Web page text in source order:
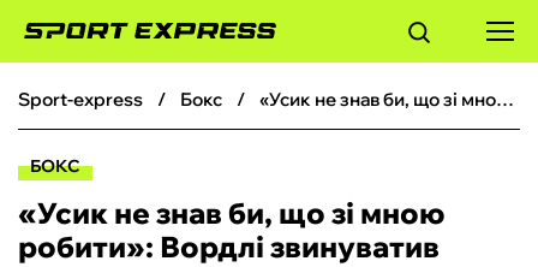
ФУТБОЛ
БОКС
sport-express бокс «Усик не знав би, що зі мною робити»: Вордлі звинуватив українця в ухилянні від бою та вказав на подвійні стандарти
БОКС
«Усик не знав би, що зі мною
робити»: Вордлі звинуватив